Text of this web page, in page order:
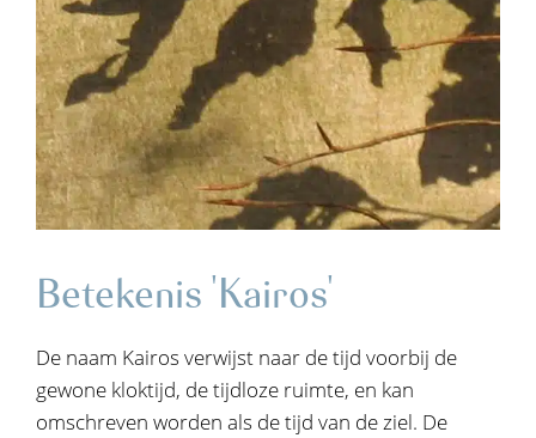
Betekenis 'Kairos'
De naam Kairos verwijst naar de tijd voorbij de
gewone kloktijd, de tijdloze ruimte, en kan
omschreven worden als de tijd van de ziel. De